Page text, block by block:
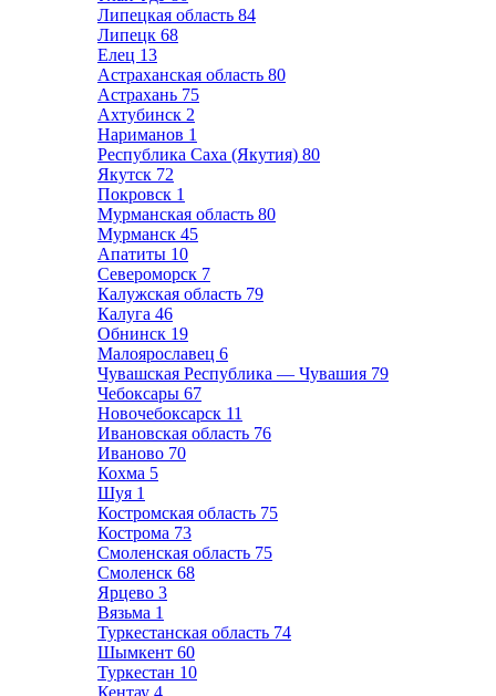
Липецкая область 84
Липецк 68
Елец 13
Астраханская область 80
Астрахань 75
Ахтубинск 2
Нариманов 1
Республика Саха (Якутия) 80
Якутск 72
Покровск 1
Мурманская область 80
Мурманск 45
Апатиты 10
Североморск 7
Калужская область 79
Калуга 46
Обнинск 19
Малоярославец 6
Чувашская Республика — Чувашия 79
Чебоксары 67
Новочебоксарск 11
Ивановская область 76
Иваново 70
Кохма 5
Шуя 1
Костромская область 75
Кострома 73
Смоленская область 75
Смоленск 68
Ярцево 3
Вязьма 1
Туркестанская область 74
Шымкент 60
Туркестан 10
Кентау 4